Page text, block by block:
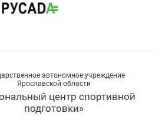
автономное учреждение
Ярославской области
центр спортивной
подготовки»